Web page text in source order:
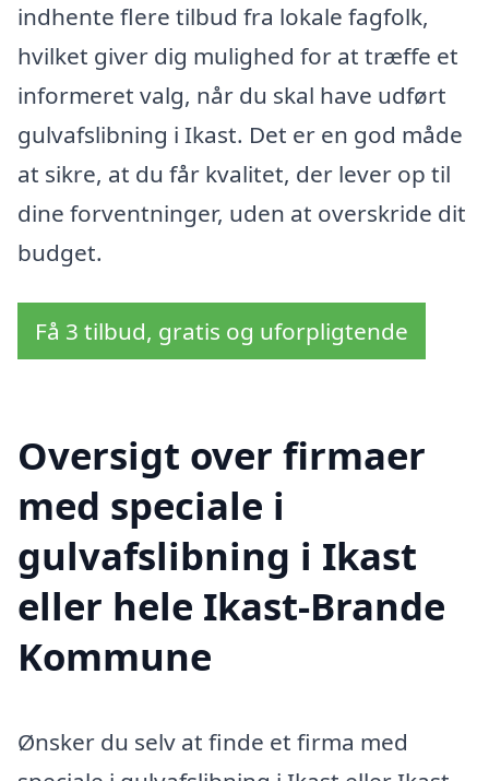
indhente flere tilbud fra lokale fagfolk,
hvilket giver dig mulighed for at træffe et
informeret valg, når du skal have udført
gulvafslibning i Ikast. Det er en god måde
at sikre, at du får kvalitet, der lever op til
dine forventninger, uden at overskride dit
budget.
Få 3 tilbud, gratis og uforpligtende
Oversigt over firmaer
med speciale i
gulvafslibning i Ikast
eller hele Ikast-Brande
Kommune
Ønsker du selv at finde et firma med